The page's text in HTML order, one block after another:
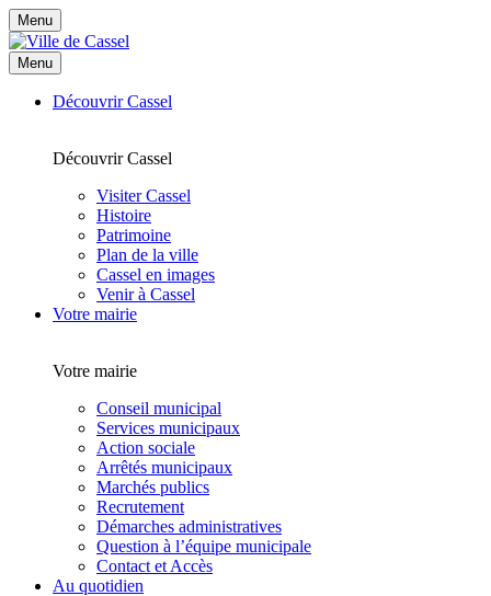
Menu
Menu
Découvrir Cassel
Découvrir Cassel
Visiter Cassel
Histoire
Patrimoine
Plan de la ville
Cassel en images
Venir à Cassel
Votre mairie
Votre mairie
Conseil municipal
Services municipaux
Action sociale
Arrêtés municipaux
Marchés publics
Recrutement
Démarches administratives
Question à l’équipe municipale
Contact et Accès
Au quotidien